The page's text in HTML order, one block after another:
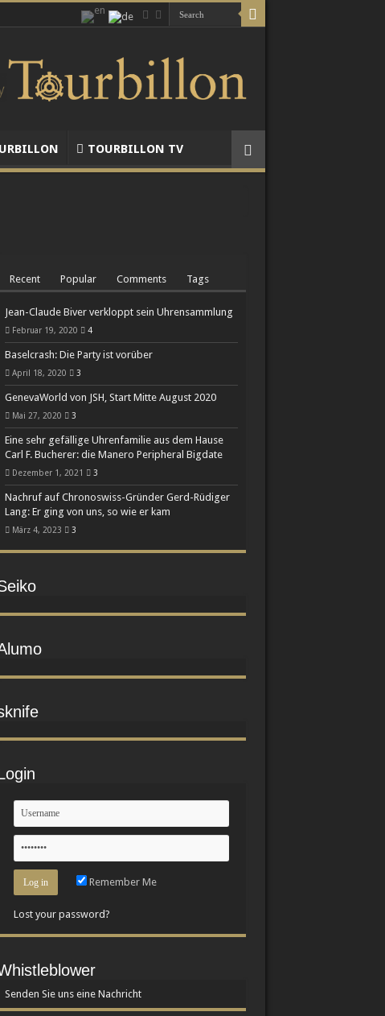
TOURBILLON TV
Chronographen
Recent Popular Comments Tags
Jean-Claude Biver verkloppt sein Uhrensammlung
Februar 19, 2020 4
Baselcrash: Die Party ist vorüber
April 18, 2020 3
GenevaWorld von JSH, Start Mitte August 2020
Mai 27, 2020 3
Eine sehr gefällige Uhrenfamilie aus dem Hause
Carl F. Bucherer: die Manero Peripheral Bigdate
Dezember 1, 2021 3
Nachruf auf Chronoswiss-Gründer Gerd-Rüdiger
Lang: Er ging von uns, so wie er kam
März 4, 2023 3
Remember Me
Lost your password?
Senden Sie uns eine Nachricht